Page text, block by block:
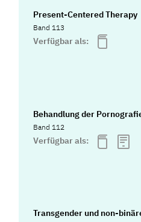
Present-Centered Therapy
Band 113
Verfügbar als:
Behandlung der
Band 112
Verfügbar als:
Transgender und non-